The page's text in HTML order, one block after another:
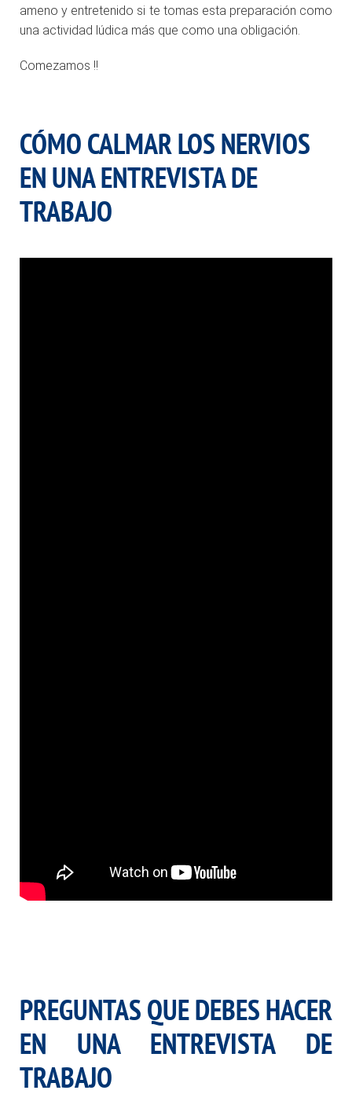
ameno y entretenido si te tomas esta preparación como
una actividad lúdica más que como una obligación.
Comezamos !!
CÓMO CALMAR LOS NERVIOS
EN UNA ENTREVISTA DE
TRABAJO
PREGUNTAS QUE DEBES HACER
EN UNA ENTREVISTA DE
TRABAJO